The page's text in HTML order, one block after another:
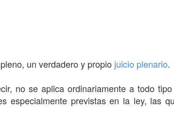
pleno, un verdadero y propio juicio plenario.
no se aplica ordinariamente a todo
especialmente previstas en la ley, las